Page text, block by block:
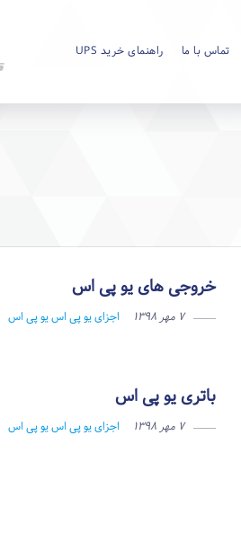
تماس با ما راهنمای خرید UPS
خروجی های یو پی اس
۷ مهر ۱۳۹۸ اجزای یو پی اسیو پی اس
باتری یو پی اس
۷ مهر ۱۳۹۸ اجزای یو پی اسیو پی اس